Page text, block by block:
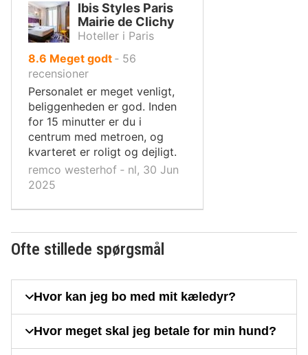
Ibis Styles Paris
Mairie de Clichy
Hoteller i Paris
8.6 ud
af
10,
Meget godt ‐ 56
recensioner
Personalet er meget venligt,
beliggenheden er god. Inden
for 15 minutter er du i
centrum med metroen, og
kvarteret er roligt og dejligt.
remco westerhof ‐ nl, 30 Jun
2025
Ofte stillede spørgsmål
Hvor kan jeg bo med mit kæledyr?
Hvor meget skal jeg betale for min hund?